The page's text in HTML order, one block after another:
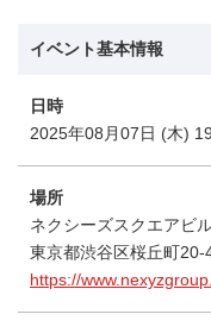
イベント基本情報
日時
2025年08月07日 (木)
場所
ネクシーズスクエアビ
東京都渋谷区桜丘町
https://